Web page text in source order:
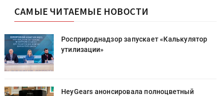
САМЫЕ ЧИТАЕМЫЕ НОВОСТИ
Росприроднадзор запускает «Калькулятор
утилизации»
HeyGears анонсировала полноцветный